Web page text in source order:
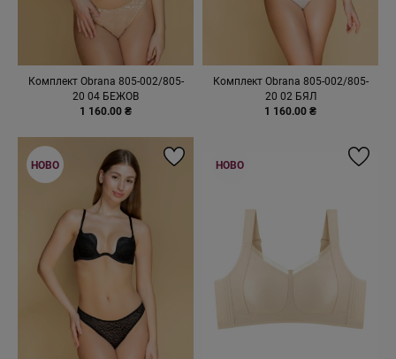
Комплект Obrana 805-002/805-
20 04 БЕЖОВ
1 160.00 ₴
Комплект Obrana 805-002/805-
20 02 БЯЛ
1 160.00 ₴
НОВО НОВО